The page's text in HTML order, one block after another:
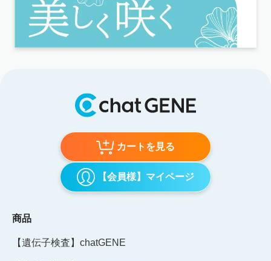
カートを見る
【会員様】マイページ
商品
【遺伝子検査】chatGENE